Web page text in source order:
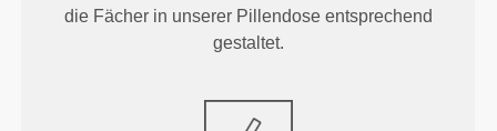
die Fächer in unserer Pillendose entsprechend
gestaltet.